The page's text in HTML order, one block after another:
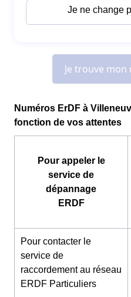
Numéros ErDF à
fonction de vos attentes
Pour appeler le
service de
dépannage
ERDF
Pour contacter le
service de
raccordement au réseau
ERDF Particuliers